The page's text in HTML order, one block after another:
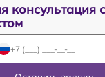
консультация